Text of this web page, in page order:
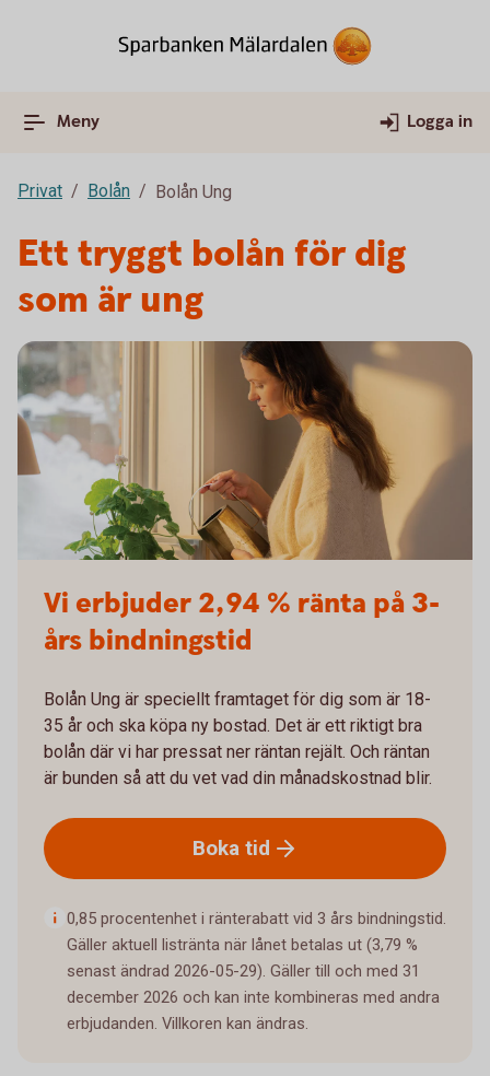
Meny Logga in
Privat Bolån Bolån Ung
Ett tryggt bolån för dig
som är ung
Vi erbjuder 2,94 % ränta på 3-
års bindningstid
Bolån Ung är speciellt framtaget för dig som är 18-
35 år och ska köpa ny bostad. Det är ett riktigt bra
bolån där vi har pressat ner räntan rejält. Och räntan
är bunden så att du vet vad din månadskostnad blir.
Boka tid
0,85 procentenhet i ränterabatt vid 3 års bindningstid.
Gäller aktuell listränta när lånet betalas ut (3,79 %
senast ändrad 2026-05-29). Gäller till och med 31
december 2026 och kan inte kombineras med andra
erbjudanden. Villkoren kan ändras.